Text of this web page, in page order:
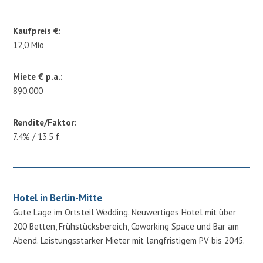
Kaufpreis €:
12,0 Mio
Miete € p.a.:
890.000
Rendite/Faktor:
7.4% / 13.5 f.
Hotel in Berlin-Mitte
Gute Lage im Ortsteil Wedding. Neuwertiges Hotel mit über
200 Betten, Frühstücksbereich, Coworking Space und Bar am
Abend. Leistungsstarker Mieter mit langfristigem PV bis 2045.